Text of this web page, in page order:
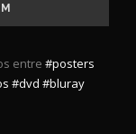
entre #posters
#dvd #bluray